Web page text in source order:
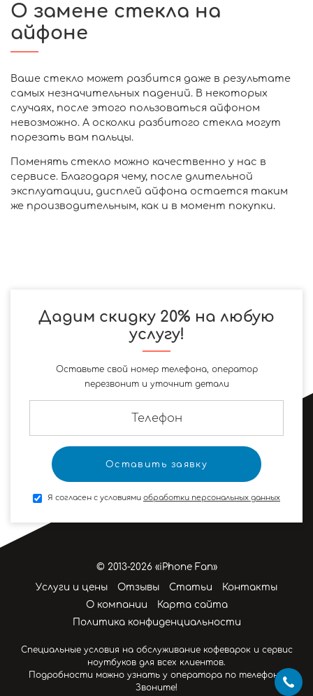
О замене стекла на
айфоне
Ваше стекло может разбится даже в результате
самых незначительных падений. В некоторых
случаях, после этого пользоваться айфоном
невозможно. А осколки разбитого стекла могут
порезать вам пальцы.
Поменять стекло можно качественно у нас в
сервисе. Благодаря чему, после длительной
эксплуатации, дисплей айфона остается таким
же производительным, как и в момент покупки.
Дадим скидку 20% на любую
услугу!
Оставьте свой номер телефона, оператор
перезвонит и уточнит детали
Я согласен с условиями обработки персональных данных
© 2013-2026 «iPhone Fan»
Услуги и цены
Отзывы Статьи
Контакты
О компании
Карта сайта
Политика конфиденциальности
Специальные условия на обслуживание кофеварок и сервис
ноутбуков для всех клиентов.
Подробности можно узнать у оператора по телефону.
Звоните!